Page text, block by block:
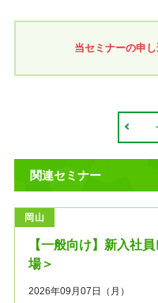
当セミナーの申
関連セミナー
岡山
【一般向け】新入社
場＞
2026年09月07日（月）